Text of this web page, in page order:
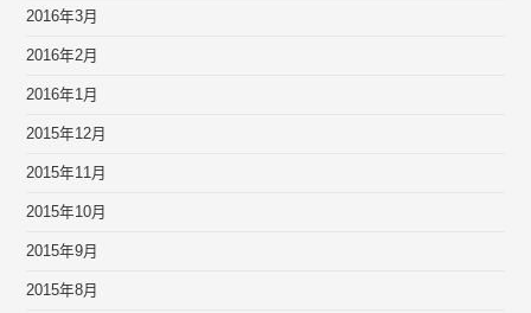
2016年3月
2016年2月
2016年1月
2015年12月
2015年11月
2015年10月
2015年9月
2015年8月